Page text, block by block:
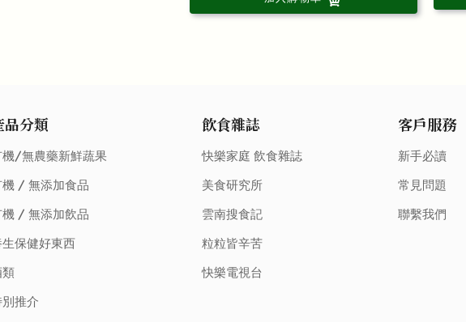
品分類
/無農藥新鮮蔬果
/ 無添加食品
/ 無添加飲品
保健好東西
推介
飲食雜誌
快樂家庭 飲食雜誌
美食研究所
雲南搜食記
粒粒皆辛苦
快樂電視台
客戶服務
新手必讀
常見問題
聯繫我們